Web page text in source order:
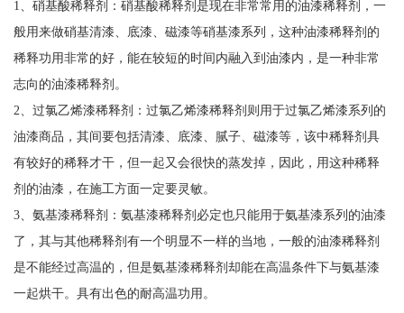
1、硝基酸稀释剂：硝基酸稀释剂是现在非常常用的油漆稀释剂，一
般用来做硝基清漆、底漆、磁漆等硝基漆系列，这种油漆稀释剂的
稀释功用非常的好，能在较短的时间内融入到油漆内，是一种非常
志向的油漆稀释剂。
2、过氯乙烯漆稀释剂：过氯乙烯漆稀释剂则用于过氯乙烯漆系列的
油漆商品，其间要包括清漆、底漆、腻子、磁漆等，该中稀释剂具
有较好的稀释才干，但一起又会很快的蒸发掉，因此，用这种稀释
剂的油漆，在施工方面一定要灵敏。
3、氨基漆稀释剂：氨基漆稀释剂必定也只能用于氨基漆系列的油漆
了，其与其他稀释剂有一个明显不一样的当地，一般的油漆稀释剂
是不能经过高温的，但是氨基漆稀释剂却能在高温条件下与氨基漆
一起烘干。具有出色的耐高温功用。